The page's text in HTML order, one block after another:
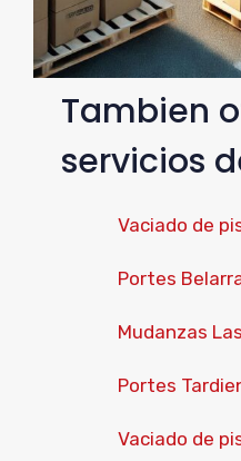
Tambien
servicios
Vaciado de
Portes
Mudanzas
Portes
Vaciado de